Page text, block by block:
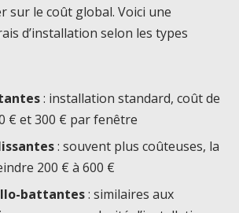
sur le coût global. Voici une
d’installation selon les types
: installation standard, coût de
€ et 300 € par fenêtre
: souvent plus coûteuses, la
200 € à 600 €
battantes: similaires aux